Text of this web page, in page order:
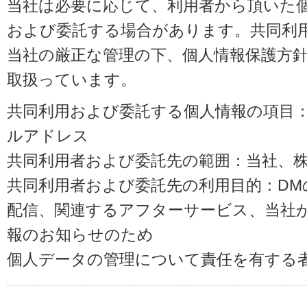
当社は必要に応じて、利用者から頂いた
および委託する場合があります。共同利
当社の厳正な管理の下、個人情報保護方
取扱っています。
共同利用および委託する個人情報の項目
ルアドレス
共同利用者および委託先の範囲：当社、
共同利用者および委託先の利用目的：
配信、関連するアフターサービス、当社
報のお知らせのため
個人データの管理について責任を有する